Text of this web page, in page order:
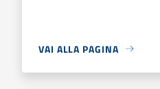
VAI ALLA PAGINA